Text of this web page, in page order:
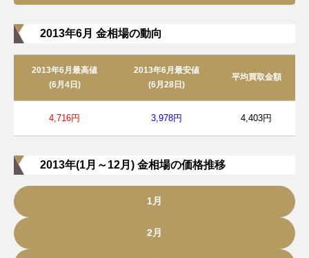
2013年6月 金相場の動向
2013年6月最高値
(6月4日)
2013年6月最安値
(6月28日)
平均買取金額
4,716円 3,978円 4,403円
2013年(1月～12月) 金相場の価格推移
1月
2月